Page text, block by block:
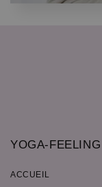
YOGA-
ACCUEIL